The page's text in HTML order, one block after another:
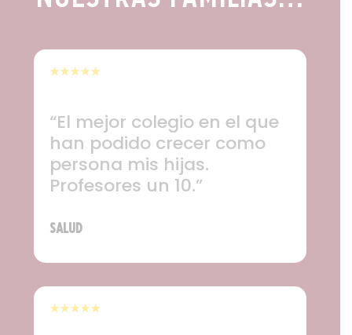
★★★★★
“El mejor colegio en el que
han podido crecer como
persona mis hijas.
Profesores un 10.”
Salud
★★★★★